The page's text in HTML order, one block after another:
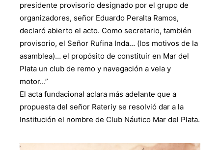
presidente provisorio designado por el grupo de
organizadores, señor Eduardo Peralta Ramos,
declaró abierto el acto. Como secretario, también
provisorio, el Señor Rufina Inda… (los motivos de la
asamblea)… el propósito de constituir en Mar del
Plata un club de remo y navegación a vela y
motor…”
El acta fundacional aclara más adelante que a
propuesta del señor Rateriy se resolvió dar a la
Institución el nombre de Club Náutico Mar del Plata.